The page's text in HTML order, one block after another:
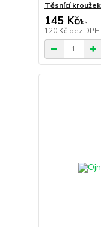
Těsnící
145 Kč/ks
120 Kč bez DPH